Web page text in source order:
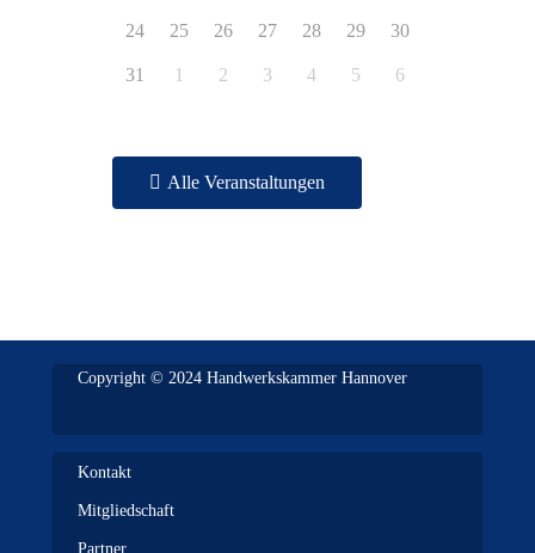
24 25 26 27 28 29 30
31 1 2 3 4 5 6
Alle Veranstaltungen
Copyright © 2024 Handwerkskammer Hannover
Kontakt
Mitgliedschaft
Partner